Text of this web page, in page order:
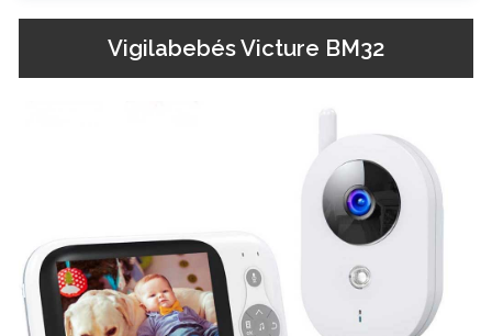
Vigilabebés Victure BM32